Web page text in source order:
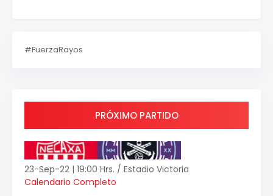
#FuerzaRayos
PRÓXIMO PARTIDO
23-Sep-22 | 19:00 Hrs. / Estadio Victoria
Calendario Completo